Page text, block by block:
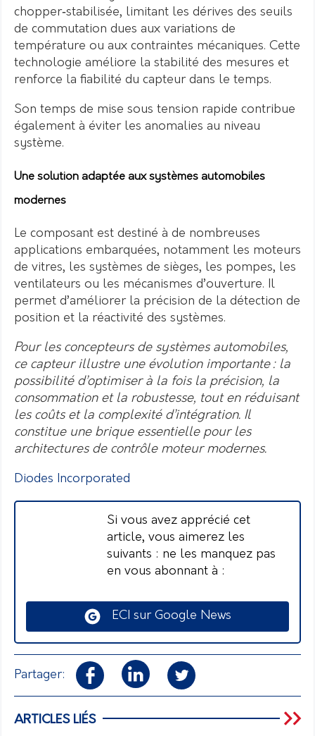
chopper‑stabilisée, limitant les dérives des seuils
de commutation dues aux variations de
température ou aux contraintes mécaniques. Cette
technologie améliore la stabilité des mesures et
renforce la fiabilité du capteur dans le temps.
Son temps de mise sous tension rapide contribue
également à éviter les anomalies au niveau
système.
Une solution adaptée aux systèmes automobiles
modernes
Le composant est destiné à de nombreuses
applications embarquées, notamment les moteurs
de vitres, les systèmes de sièges, les pompes, les
ventilateurs ou les mécanismes d’ouverture. Il
permet d’améliorer la précision de la détection de
position et la réactivité des systèmes.
Pour les concepteurs de systèmes automobiles,
ce capteur illustre une évolution importante : la
possibilité d’optimiser à la fois la précision, la
consommation et la robustesse, tout en réduisant
les coûts et la complexité d’intégration. Il
constitue une brique essentielle pour les
architectures de contrôle moteur modernes.
Diodes Incorporated
Si vous avez apprécié cet
article, vous aimerez les
suivants : ne les manquez pas
en vous abonnant à :
ECI sur Google News
Partager:
ARTICLES LIÉS